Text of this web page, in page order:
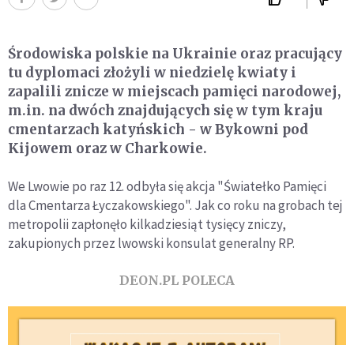
Środowiska polskie na Ukrainie oraz pracujący
tu dyplomaci złożyli w niedzielę kwiaty i
zapalili znicze w miejscach pamięci narodowej,
m.in. na dwóch znajdujących się w tym kraju
cmentarzach katyńskich - w Bykowni pod
Kijowem oraz w Charkowie.
We Lwowie po raz 12. odbyła się akcja "Światełko Pamięci
dla Cmentarza Łyczakowskiego". Jak co roku na grobach tej
metropolii zapłonęło kilkadziesiąt tysięcy zniczy,
zakupionych przez lwowski konsulat generalny RP.
DEON.PL POLECA